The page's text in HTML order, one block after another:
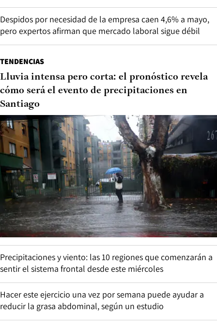
Despidos por necesidad de la empresa caen 4,6% a mayo,
pero expertos afirman que mercado laboral sigue débil
TENDENCIAS
Lluvia intensa pero corta: el pronóstico revela
cómo será el evento de precipitaciones en
Santiago
Precipitaciones y viento: las 10 regiones que comenzarán a
sentir el sistema frontal desde este miércoles
Hacer este ejercicio una vez por semana puede ayudar a
reducir la grasa abdominal, según un estudio